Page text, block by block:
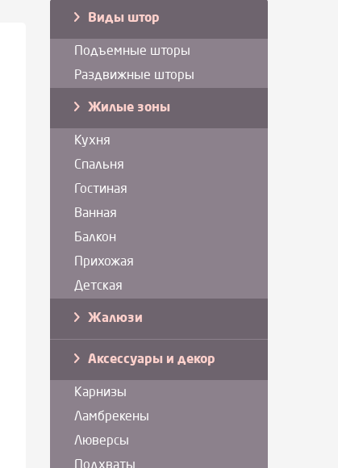
Виды штор
Подъемные шторы
Раздвижные шторы
Жилые зоны
Кухня
Спальня
Гостиная
Ванная
Балкон
Прихожая
Детская
Жалюзи
Аксессуары и декор
Карнизы
Ламбрекены
Люверсы